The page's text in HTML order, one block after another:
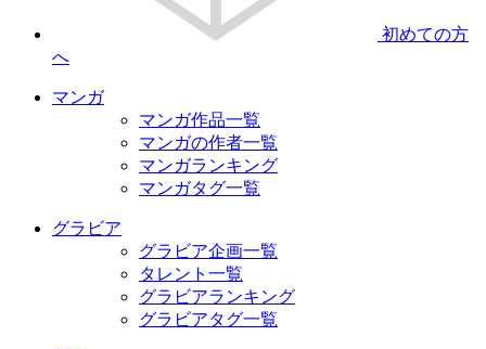
初めての方
へ
マンガ
マンガ作品一覧
マンガの作者一覧
マンガランキング
マンガタグ一覧
グラビア
グラビア企画一覧
タレント一覧
グラビアランキング
グラビアタグ一覧